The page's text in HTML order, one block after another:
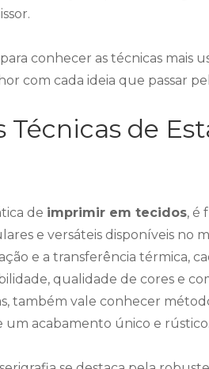
conhecer as técnicas mais
com cada ideia que passar
Técnicas de
de imprimir em tecidos, é
e versáteis disponíveis no
e a transferência térmica,
qualidade de cores e
também vale conhecer
um acabamento único e rústico.